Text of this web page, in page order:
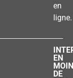
en
ligne.
EN
DE